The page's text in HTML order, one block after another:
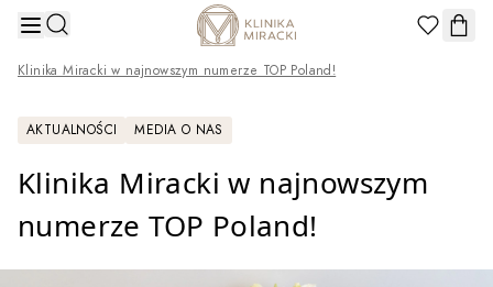
Przejdź do treści
Klinika Miracki w najnowszym numerze TOP Poland!
AKTUALNOŚCI MEDIA O NAS
Klinika Miracki w najnowszym
numerze TOP Poland!